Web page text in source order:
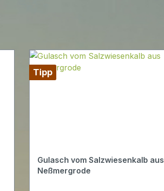
Tipp
Gulasch vom Salzwiesenkalb aus
Neßmergrode